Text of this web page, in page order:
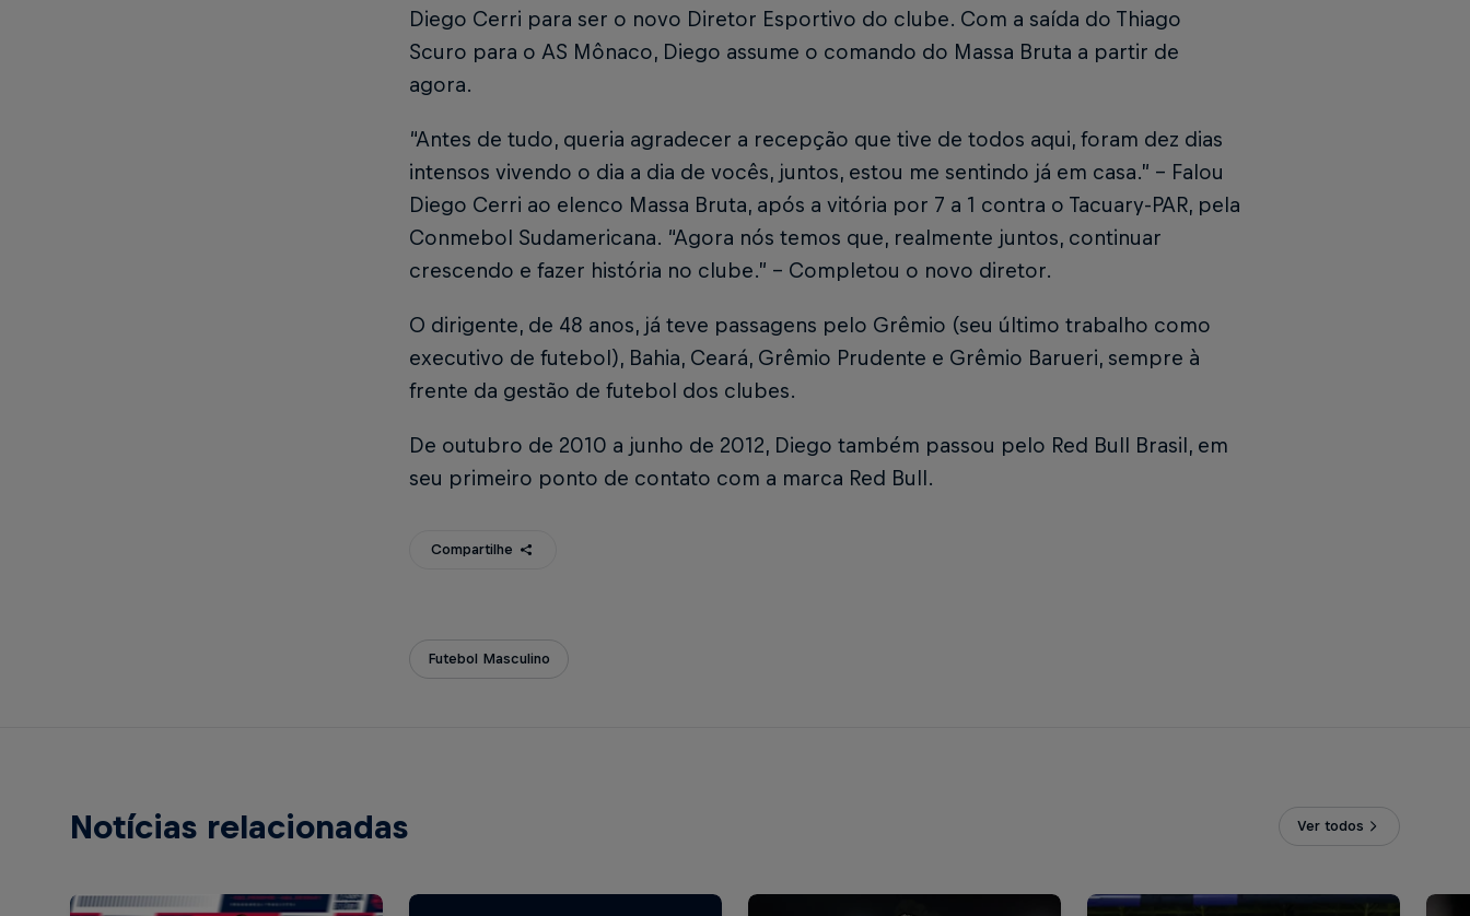
Diego Cerri para ser o novo Diretor Esportivo do clube. Com a saída do Thiago
Scuro para o AS Mônaco, Diego assume o comando do Massa Bruta a partir de
agora.
“Antes de tudo, queria agradecer a recepção que tive de todos aqui, foram dez dias
intensos vivendo o dia a dia de vocês, juntos, estou me sentindo já em casa.” - Falou
Diego Cerri ao elenco Massa Bruta, após a vitória por 7 a 1 contra o Tacuary-PAR, pela
Conmebol Sudamericana. “Agora nós temos que, realmente juntos, continuar
crescendo e fazer história no clube.” - Completou o novo diretor.
O dirigente, de 48 anos, já teve passagens pelo Grêmio (seu último trabalho como
executivo de futebol), Bahia, Ceará, Grêmio Prudente e Grêmio Barueri, sempre à
frente da gestão de futebol dos clubes.
De outubro de 2010 a junho de 2012, Diego também passou pelo Red Bull Brasil, em
seu primeiro ponto de contato com a marca Red Bull.
Compartilhe
Futebol Masculino
Notícias relacionadas Ver todos